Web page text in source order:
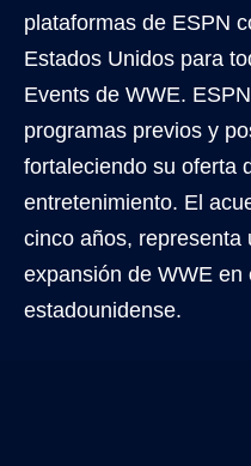
plataformas de ESPN
Estados Unidos para
Events de WWE.
programas previos y
fortaleciendo su oferta
entretenimiento. El
cinco años, representa
expansión de WWE
estadounidense.